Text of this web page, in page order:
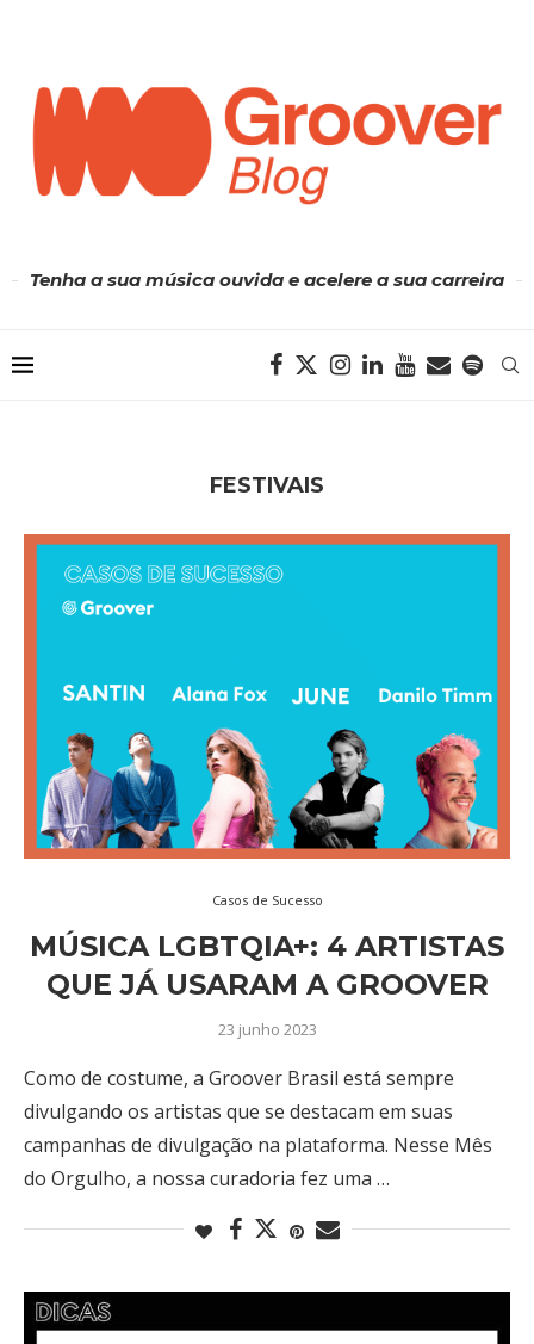
Tenha a sua música ouvida e acelere a sua carreira
FESTIVAIS
Casos de Sucesso
MÚSICA LGBTQIA+: 4 ARTISTAS
QUE JÁ USARAM A GROOVER
23 junho 2023
Como de costume, a Groover Brasil está sempre
divulgando os artistas que se destacam em suas
campanhas de divulgação na plataforma. Nesse Mês
do Orgulho, a nossa curadoria fez uma …